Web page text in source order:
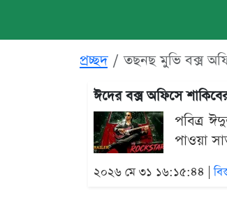
প্রচ্ছদ তছনছ মুভি বক্স
ঈদের বক্স অফিসে
পবিত্র
পাওয়া
২০২৬ মে ৩১ ১৬:১৫:৪৪ |